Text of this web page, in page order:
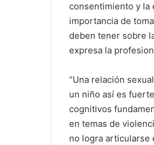
consentimiento y la
importancia de
deben tener sobre
expresa la
“Una relación
un niño así es
cognitivos
en temas de
no logra articularse